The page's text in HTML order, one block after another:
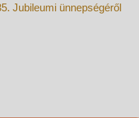
Jubileumi ünnepségéről